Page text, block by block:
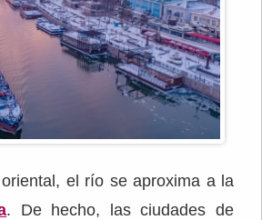
el río se aproxima a la
. De hecho, las ciudades de